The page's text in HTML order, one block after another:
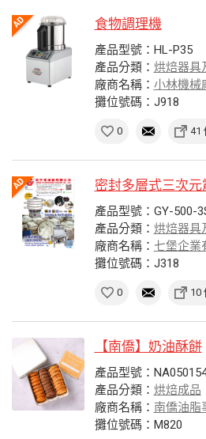
食物調理機
產品型號：HL-P35
產品分類： 烘焙器具
廠商名稱： 小林機械
攤位號碼：J918
0 41
密封多層式三次
產品型號：GY-500-
產品分類： 烘焙器具
廠商名稱： 七堡企業
攤位號碼：J318
0 10
【南僑】奶油酥餅
產品型號：
產品分類： 烘焙成品
廠商名稱： 南僑油脂
攤位號碼：M820